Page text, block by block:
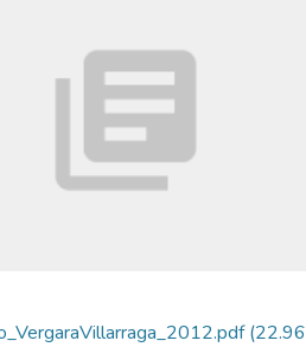
(22.96